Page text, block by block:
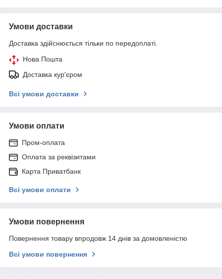
Умови доставки
Доставка здійснюється тільки по передоплаті.
Нова Пошта
Доставка кур'єром
Всі умови доставки
Умови оплати
Пром-оплата
Оплата за реквізитами
Карта Приватбанк
Всі умови оплати
Умови повернення
Повернення товару впродовж 14 днів за домовленістю
Всі умови повернення